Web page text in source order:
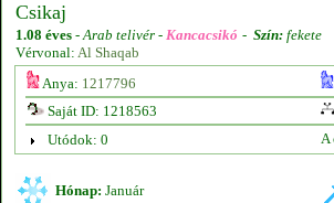
Csikaj
1.08 éves -Arab telivér - Kancacsikó - Szín: fekete
Vérvonal: Al Shaqab
Anya: 1217796
Saját ID: 1218563
Utódok: 0
A
Hónap: Január